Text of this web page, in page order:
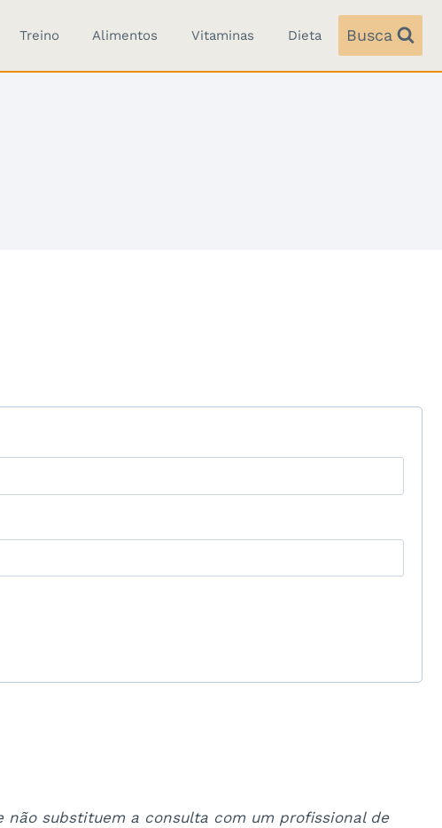
Treino Alimentos Vitaminas Dieta Busca
substituem a consulta com um profissional de